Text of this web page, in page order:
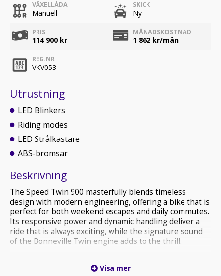
VÄXELLÅDA
Manuell
SKICK
Ny
PRIS
114 900 kr
MÅNADSKOSTNAD
1 862 kr/mån
REG.NR
VKV053
Utrustning
LED Blinkers
Riding modes
LED Strålkastare
ABS-bromsar
Beskrivning
The Speed Twin 900 masterfully blends timeless
design with modern engineering, offering a bike that is
perfect for both weekend escapes and daily commutes.
Its responsive power and dynamic handling deliver a
ride that is always exciting, while the signature sound
of the Bonneville Twin engine adds to the thrill.
Visa mer